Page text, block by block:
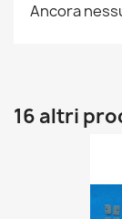
Ancora
16 altri